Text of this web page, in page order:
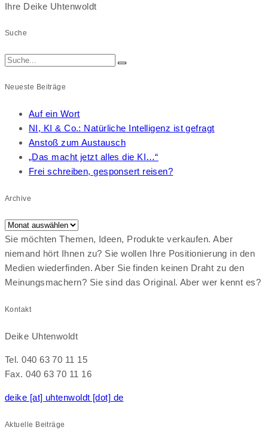
Ihre Deike Uhtenwoldt
Suche
Neueste Beiträge
Auf ein Wort
NI, KI & Co.: Natürliche Intelligenz ist gefragt
Anstoß zum Austausch
„Das macht jetzt alles die KI…“
Frei schreiben, gesponsert reisen?
Archive
Archive
Sie möchten Themen, Ideen, Produkte verkaufen. Aber
niemand hört Ihnen zu? Sie wollen Ihre Positionierung in den
Medien wiederfinden. Aber Sie finden keinen Draht zu den
Meinungsmachern? Sie sind das Original. Aber wer kennt es?
Kontakt
Deike Uhtenwoldt
Tel. 040 63 70 11 15
Fax. 040 63 70 11 16
deike [at] uhtenwoldt [dot] de
Aktuelle Beiträge